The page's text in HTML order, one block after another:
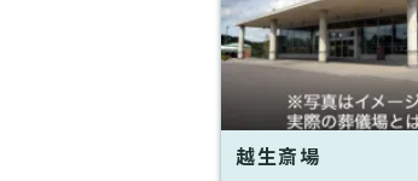
越生斎場